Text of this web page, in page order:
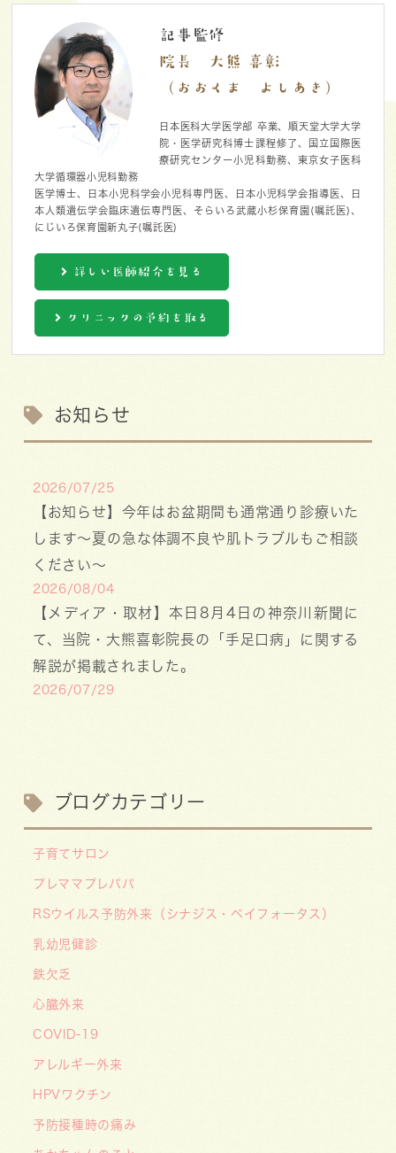
記事監修
院長 大熊 喜彰
（おおくま よしあき）
日本医科大学医学部 卒業、順天堂大学大学
院・医学研究科博士課程修了、国立国際医
療研究センター小児科勤務、東京女子医科
大学循環器小児科勤務
医学博士、日本小児科学会小児科専門医、日本小児科学会指導医、日
本人類遺伝学会臨床遺伝専門医、そらいろ武蔵小杉保育園(嘱託医)、
にじいろ保育園新丸子(嘱託医)
詳しい医師紹介を見る
クリニックの予約を取る
お知らせ
2026/07/25
【お知らせ】今年はお盆期間も通常通り診療いた
します〜夏の急な体調不良や肌トラブルもご相談
ください〜
2026/08/04
【メディア・取材】本日8月4日の神奈川新聞に
て、当院・大熊喜彰院長の「手足口病」に関する
解説が掲載されました。
2026/07/29
2026/07/13
【お知らせ】川崎市の「麻しん（はしか）対策事
2026/07/07
【デジタル診察券に移行します】
2026/06/16
【メディア・取材】学研の子育て応援サイト「こ
そだてまっぷ」に大熊喜彰院長監修の記事（こど
もの日焼け対策）がアップされました！
2026/05/19
ブログカテゴリー
子育てサロン
プレママプレパパ
RSウイルス予防外来（シナジス・ベイフォータス）
乳幼児健診
鉄欠乏
心臓外来
COVID-19
アレルギー外来
HPVワクチン
予防接種時の痛み